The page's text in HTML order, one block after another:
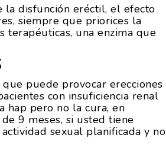
la disfunción eréctil, el efecto
siempre que priorices la
terapéuticas, una enzima que
puede provocar erecciones
con insuficiencia renal
hap pero no la cura, en
9 meses, si usted tiene
sexual planificada y no